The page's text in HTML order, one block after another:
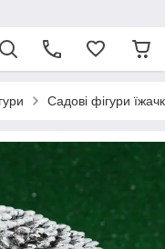
Садові фігури